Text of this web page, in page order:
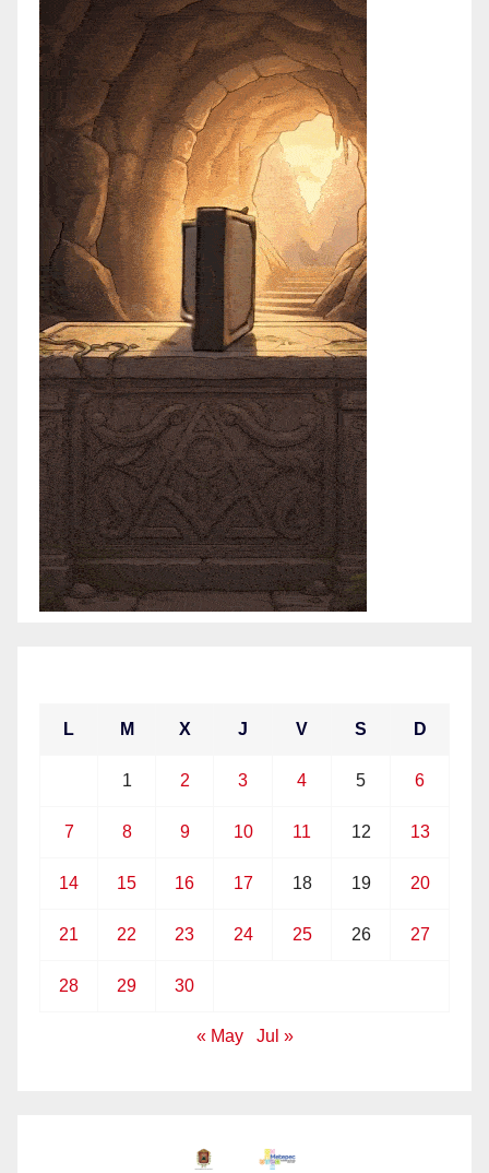
L M X J V S D
1 2 3 4 5 6
7 8 9 10 11 12 13
14 15 16 17 18 19 20
21 22 23 24 25 26 27
28 29 30
« May Jul »